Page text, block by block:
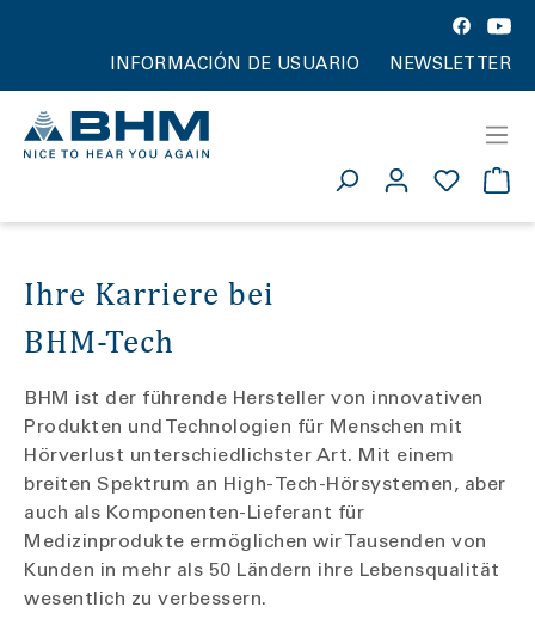
INFORMACIÓN DE USUARIO NEWSLETTER
Ihre Karriere bei
BHM-Tech
BHM ist der führende Hersteller von innovativen
Produkten und Technologien für Menschen mit
Hörverlust unterschiedlichster Art. Mit einem
breiten Spektrum an High-Tech-Hörsystemen, aber
auch als Komponenten-Lieferant für
Medizinprodukte ermöglichen wir Tausenden von
Kunden in mehr als 50 Ländern ihre Lebensqualität
wesentlich zu verbessern.